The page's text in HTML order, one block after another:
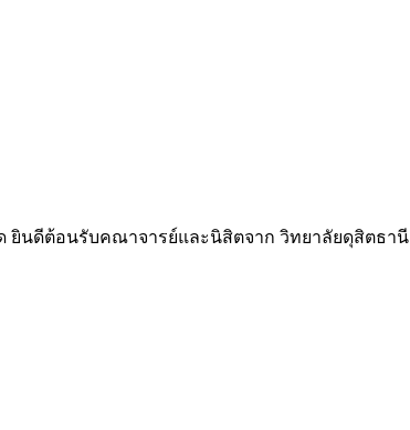
นดีต้อนรับคณาจารย์และนิสิตจาก วิทยาลัยดุสิตธานี